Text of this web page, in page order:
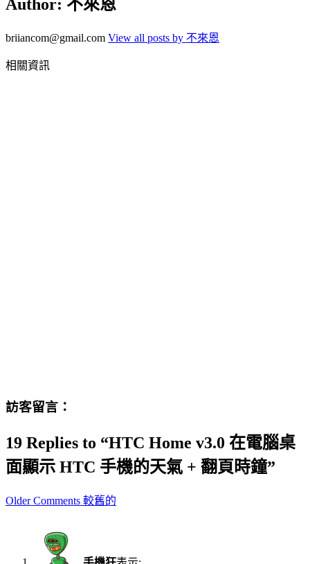
Author: 不來恩
briiancom@gmail.com View all posts by 不來恩
相關資訊
訪客留言：
19 Replies to “HTC Home v3.0 在電腦桌
面顯示 HTC 手機的天氣 + 翻頁時鐘”
Comment
Older Comments 較舊的